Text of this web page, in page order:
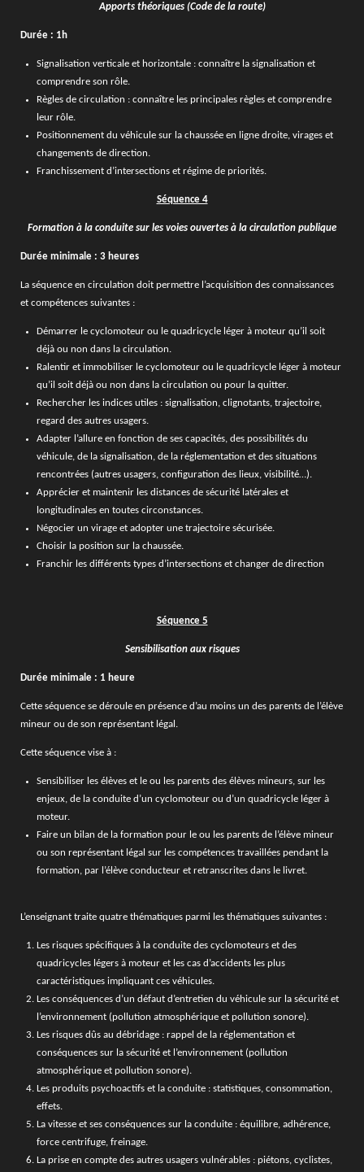
Apports théoriques (Code de la route)
Durée : 1h
Signalisation verticale et horizontale : connaître la signalisation et
comprendre son rôle.
Règles de circulation : connaître les principales règles et comprendre
leur rôle.
Positionnement du véhicule sur la chaussée en ligne droite, virages et
changements de direction.
Franchissement d’intersections et régime de priorités.
Séquence 4
Formation à la conduite sur les voies ouvertes à la circulation publique
Durée minimale : 3 heures
La séquence en circulation doit permettre l’acquisition des connaissances
et compétences suivantes :
Démarrer le cyclomoteur ou le quadricycle léger à moteur qu’il soit
déjà ou non dans la circulation.
Ralentir et immobiliser le cyclomoteur ou le quadricycle léger à moteur
qu’il soit déjà ou non dans la circulation ou pour la quitter.
Rechercher les indices utiles : signalisation, clignotants, trajectoire,
regard des autres usagers.
Adapter l’allure en fonction de ses capacités, des possibilités du
véhicule, de la signalisation, de la réglementation et des situations
rencontrées (autres usagers, configuration des lieux, visibilité…).
Apprécier et maintenir les distances de sécurité latérales et
longitudinales en toutes circonstances.
Négocier un virage et adopter une trajectoire sécurisée.
Choisir la position sur la chaussée.
Franchir les différents types d’intersections et changer de direction
Séquence 5
Sensibilisation aux risques
Durée minimale : 1 heure
Cette séquence se déroule en présence d’au moins un des parents de l’élève
mineur ou de son représentant légal.
Cette séquence vise à :
Sensibiliser les élèves et le ou les parents des élèves mineurs, sur les
enjeux, de la conduite d’un cyclomoteur ou d’un quadricycle léger à
moteur.
Faire un bilan de la formation pour le ou les parents de l’élève mineur
ou son représentant légal sur les compétences travaillées pendant la
formation, par l’élève conducteur et retranscrites dans le livret.
L’enseignant traite quatre thématiques parmi les thématiques suivantes :
Les risques spécifiques à la conduite des cyclomoteurs et des
quadricycles légers à moteur et les cas d’accidents les plus
caractéristiques impliquant ces véhicules.
Les conséquences d’un défaut d’entretien du véhicule sur la sécurité et
l’environnement (pollution atmosphérique et pollution sonore).
Les risques dûs au débridage : rappel de la réglementation et
conséquences sur la sécurité et l’environnement (pollution
atmosphérique et pollution sonore).
Les produits psychoactifs et la conduite : statistiques, consommation,
effets.
La vitesse et ses conséquences sur la conduite : équilibre, adhérence,
force centrifuge, freinage.
La prise en compte des autres usagers vulnérables : piétons, cyclistes,